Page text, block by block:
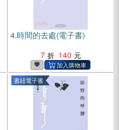
4.時間的去處(電子書)
7
140
書紐電子書